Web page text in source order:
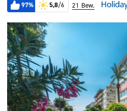
97% 5,8/6 21 Bew.